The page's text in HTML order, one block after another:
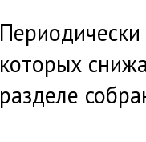
которых
разделе